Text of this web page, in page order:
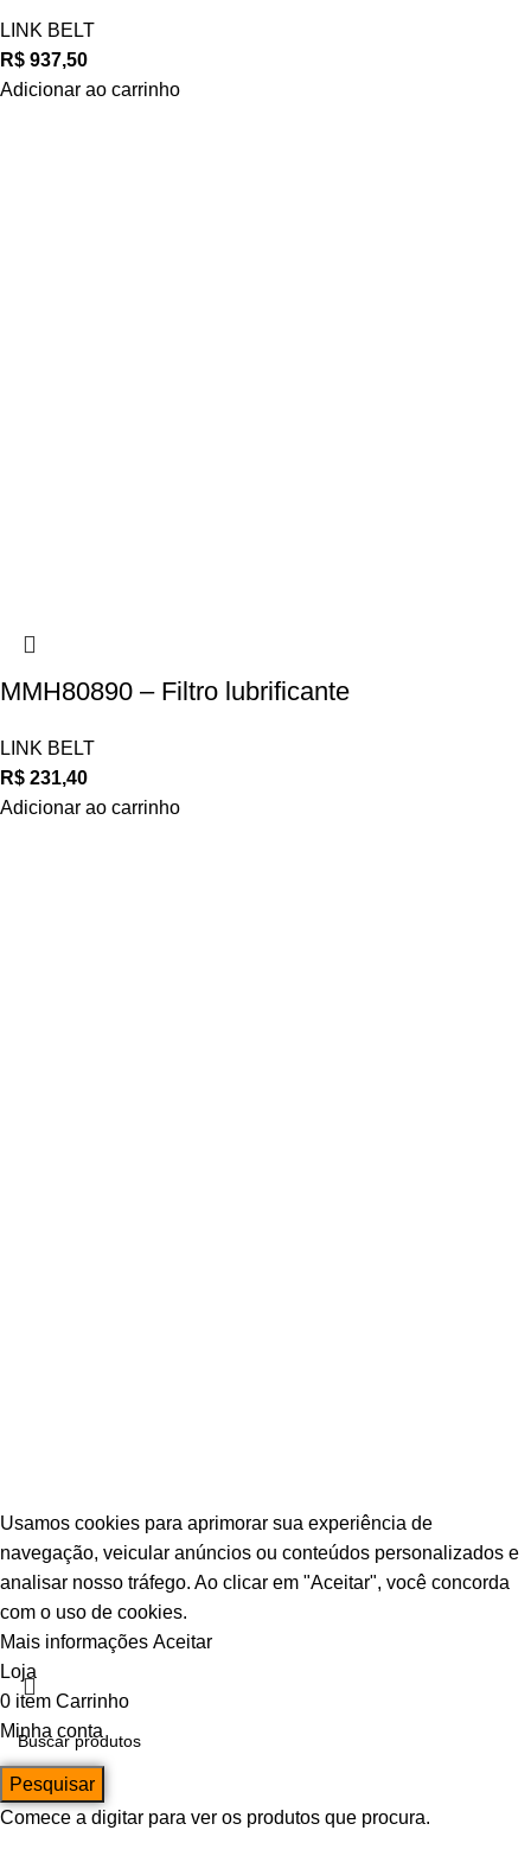
LINK BELT
R$ 937,50
Adicionar ao carrinho
MMH80890 – Filtro lubrificante
LINK BELT
R$ 231,40
Adicionar ao carrinho
Usamos cookies para aprimorar sua experiência de
navegação, veicular anúncios ou conteúdos personalizados e
analisar nosso tráfego. Ao clicar em "Aceitar", você concorda
com o uso de cookies.
Mais informações Aceitar
Pesquisar
Comece a digitar para ver os produtos que procura.
Loja
0 item Carrinho
Minha conta